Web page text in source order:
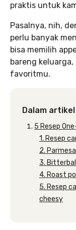
praktis untuk
Pasalnya, nih,
perlu banyak
bisa memilih
bareng
favoritmu.
Dalam
5 Resep
1. Resep
2.
3.
4. Roast
5. Resep
cheesy